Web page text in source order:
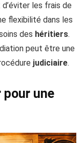
les frais de
flexibilité dans les
des héritiers.
peut être une
judiciaire.
une